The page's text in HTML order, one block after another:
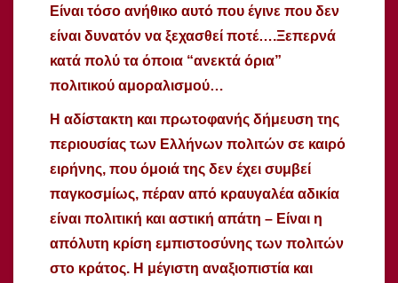
Είναι τόσο ανήθικο αυτό που έγινε που δεν
είναι δυνατόν να ξεχασθεί ποτέ….Ξεπερνά
κατά πολύ τα όποια “ανεκτά όρια”
πολιτικού αμοραλισμού…
Η αδίστακτη και πρωτοφανής δήμευση της
περιουσίας των Ελλήνων πολιτών σε καιρό
ειρήνης, που όμοιά της δεν έχει συμβεί
παγκοσμίως, πέραν από κραυγαλέα αδικία
είναι πολιτική και αστική απάτη – Είναι η
απόλυτη κρίση εμπιστοσύνης των πολιτών
στο κράτος. Η μέγιστη αναξιοπιστία και